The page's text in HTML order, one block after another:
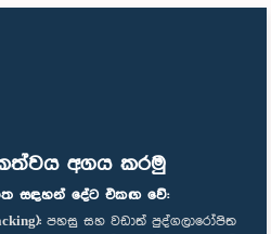
අගය කරමු
සඳහන් දේට එකඟ වේ:
පහසු සහ වඩාත් පුද්ගලාරෝපිත